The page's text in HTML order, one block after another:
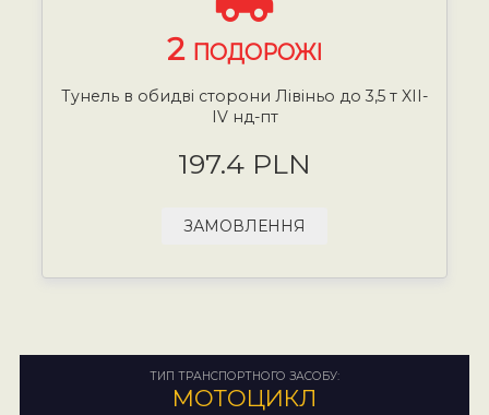
2 ПОДОРОЖІ
Тунель в обидві сторони Лівіньо до 3,5 т XII-
IV нд-пт
197.4 PLN
ЗАМОВЛЕННЯ
ТИП ТРАНСПОРТНОГО ЗАСОБУ:
МОТОЦИКЛ